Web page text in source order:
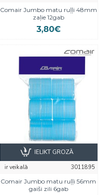
Comair Jumbo matu ruļļi 48mm
zaļie 12gab
3,80€
ir veikalā
3011895
Comair Jumbo matu ruļļi 56mm
gaiši zili 6gab
IELIKT GROZĀ